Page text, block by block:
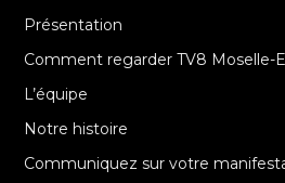
Présentation
Comment regarder TV8 Moselle-
L’équipe
Notre histoire
Communiquez sur votre